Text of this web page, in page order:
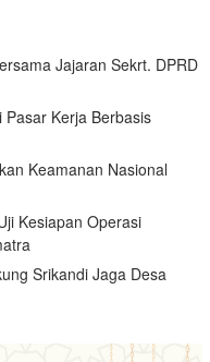
Jajaran Sekrt. DPRD
Kerja Berbasis
Keamanan Nasional
Kesiapan Operasi
Srikandi Jaga Desa